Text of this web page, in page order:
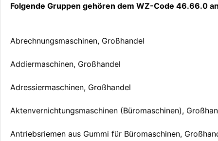
Folgende Gruppen gehören dem WZ-Code 46.66.0
Abrechnungsmaschinen, Großhandel
Addiermaschinen, Großhandel
Adressiermaschinen, Großhandel
Aktenvernichtungsmaschinen (Büromaschinen),
Antriebsriemen aus Gummi für Büromaschinen,